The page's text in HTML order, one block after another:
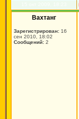
Вахтанг
Зарегистрирован: 16
сен 2010, 18:02
Сообщений: 2